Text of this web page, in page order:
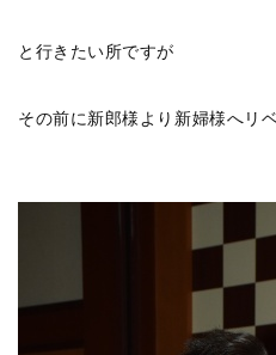
と行きたい所ですが
その前に新郎様より新婦様へリ